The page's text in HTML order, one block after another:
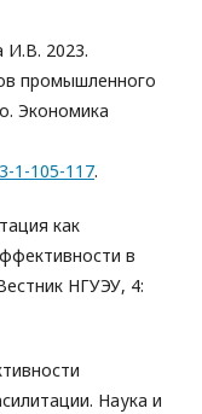
И.В. 2023.
промышленного
Экономика
1-105-117.
как
в
НГУЭУ, 4:
Наука и